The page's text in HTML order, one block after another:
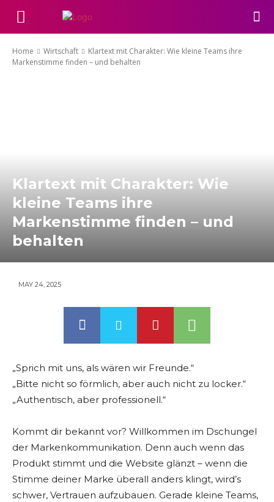
Home Wirtschaft
Klartext mit Charakter: Wie kleine Teams ihre
Markenstimme finden – und behalten
Klartext mit Charakter: Wie
kleine Teams ihre
Markenstimme finden – und
behalten
MAY 24, 2025
„Sprich mit uns, als wären wir Freunde.“
„Bitte nicht so förmlich, aber auch nicht zu locker.“
„Authentisch, aber professionell.“
Kommt dir bekannt vor? Willkommen im Dschungel
der Markenkommunikation. Denn auch wenn das
Produkt stimmt und die Website glänzt – wenn die
Stimme deiner Marke überall anders klingt, wird’s
schwer, Vertrauen aufzubauen. Gerade kleine Teams,